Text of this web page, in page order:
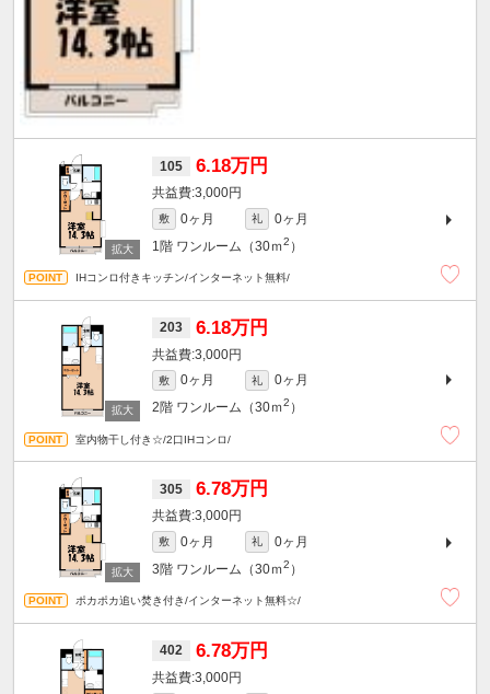
105 6.18万円
3,000円
敷 0ヶ月 礼
0ヶ月
1階 ワンルーム（30ｍ2 ）
IHコンロ付きキッチン/インターネット無料/
203 6.18万円
3,000円
敷 0ヶ月 礼
0ヶ月
2階 ワンルーム（30ｍ2 ）
室内物干し付き☆/2口IHコンロ/
305 6.78万円
3,000円
敷 0ヶ月 礼
0ヶ月
3階 ワンルーム（30ｍ2 ）
ポカポカ追い焚き付き/インターネット無料☆/
402 6.78万円
3,000円